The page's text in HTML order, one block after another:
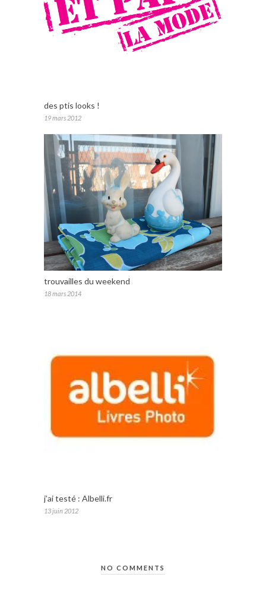
des ptis looks !
19 mars 2012
trouvailles du weekend
18 mars 2014
j’ai testé : Albelli.fr
13 juin 2012
NO COMMENTS